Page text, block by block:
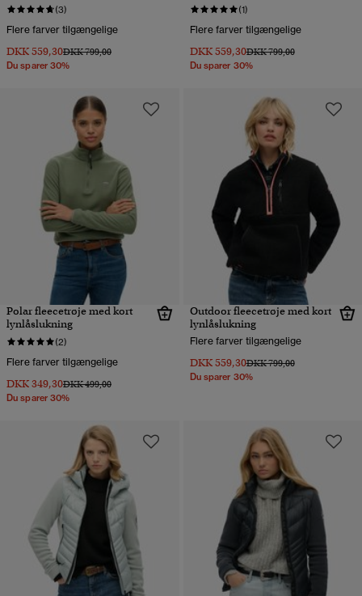
(3)
Flere farver tilgængelige
DKK 559,30Pris nedsat fra
DKK 799,00til
Du sparer 30%
(1)
Flere farver tilgængelige
DKK 559,30Pris nedsat fra
DKK 799,00til
Du sparer 30%
Polar fleecetrøje med kort
lynlåslukning
(2)
Flere farver tilgængelige
DKK 349,30Pris nedsat fra
DKK 499,00til
Du sparer 30%
Outdoor fleecetrøje med kort
lynlåslukning
Flere farver tilgængelige
DKK 559,30Pris nedsat fra
DKK 799,00til
Du sparer 30%